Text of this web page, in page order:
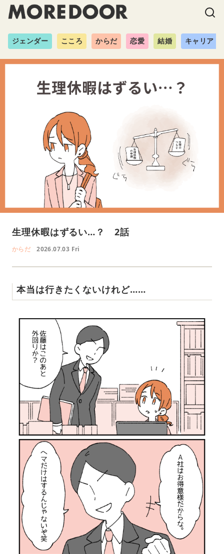
ジェンダー こころ からだ 恋愛 結婚 キャリア
生理休暇はずるい…？ 2話
からだ 2026.07.03 Fri
本当は行きたくないけれど……